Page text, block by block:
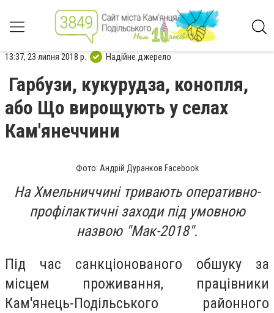
13:37, 23 липня 2018 р. Надійне джерело
Гарбузи, кукурудза, конопля,
або Що вирощують у селах
Кам'янеччини
Фото: Андрій Дуранков Facebook
На Хмельниччині тривають оперативно-
профілактичні заходи під умовною
назвою "Мак-2018".
Під час санкціонованого обшуку за
місцем проживання, працівники
Кам'янець-Подільського районного